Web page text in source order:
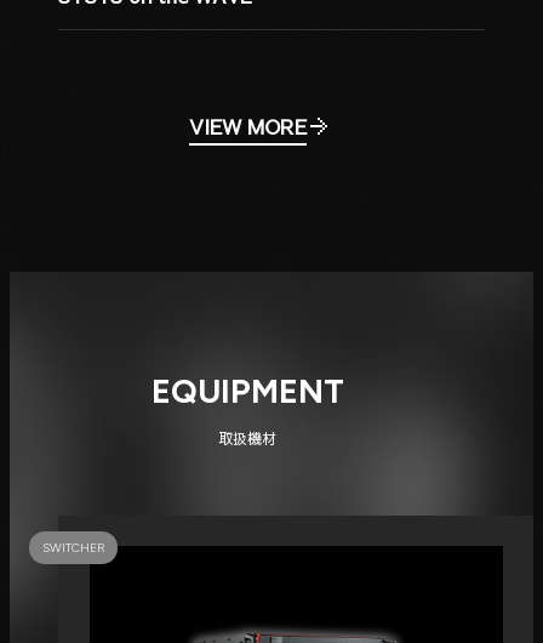
VIEW MORE
EQUIPMENT
取扱機材
SWITCHER